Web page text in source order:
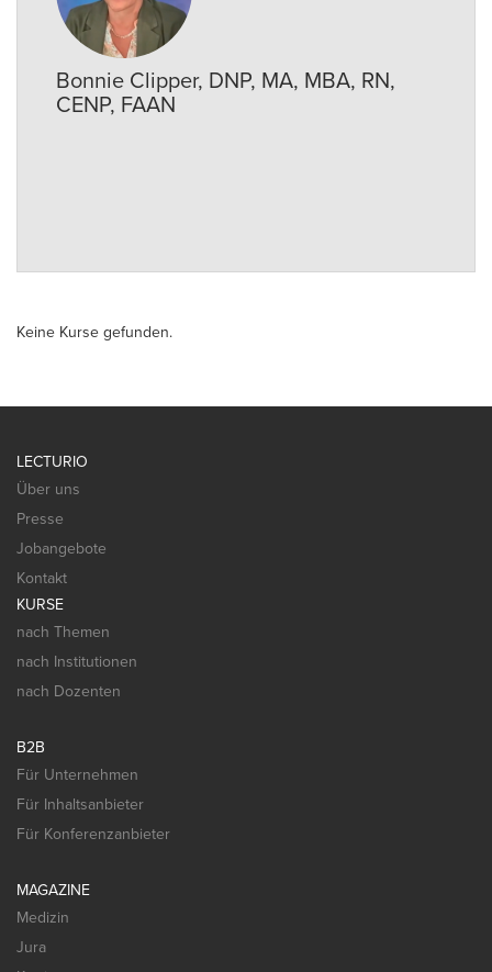
Bonnie Clipper, DNP, MA, MBA, RN,
CENP, FAAN
Keine Kurse gefunden.
LECTURIO
Über uns
Presse
Jobangebote
Kontakt
KURSE
nach Themen
nach Institutionen
nach Dozenten
B2B
Für Unternehmen
Für Inhaltsanbieter
Für Konferenzanbieter
MAGAZINE
Medizin
Jura